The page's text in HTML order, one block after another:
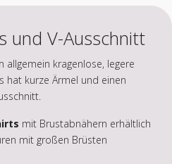
und V-Ausschnitt
allgemein kragenlose, legere
hat kurze Ärmel und einen
mit Brustabnähern erhältlich
mit großen Brüsten